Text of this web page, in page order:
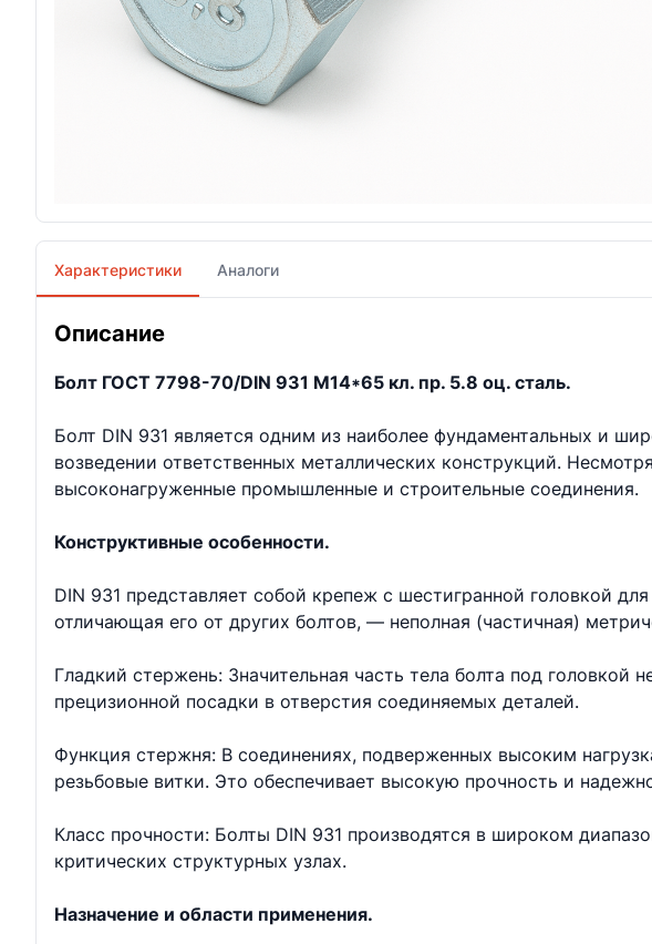
Характеристики Аналоги
Описание
Болт ГОСТ 7798-70/DIN 931 М14*65 кл. пр. 5.8 оц. сталь.
Болт DIN 931 является одним из наиболее фундаментальных и
возведении ответственных металлических конструкций.
высоконагруженные промышленные и строительные соединения.
Конструктивные особенности.
DIN 931 представляет собой крепеж с шестигранной головкой
отличающая его от других болтов, — неполная (частичная)
Гладкий стержень: Значительная часть тела болта под
прецизионной посадки в отверстия соединяемых деталей.
Функция стержня: В соединениях, подверженных высоким
резьбовые витки. Это обеспечивает высокую прочность и
Класс прочности: Болты DIN 931 производятся в широком
критических структурных узлах.
Назначение и области применения.